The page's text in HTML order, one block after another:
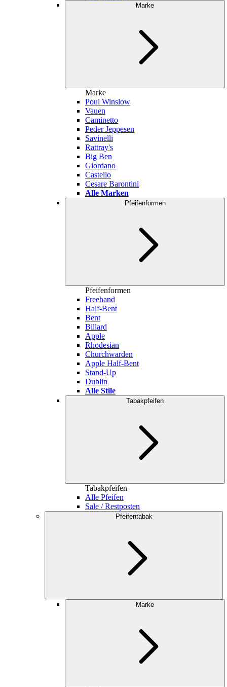
Marke
Marke
Poul Winslow
Vauen
Caminetto
Peder Jeppesen
Savinelli
Rattray's
Big Ben
Giordano
Castello
Cesare Barontini
Alle Marken
Pfeifenformen
Pfeifenformen
Freehand
Half-Bent
Bent
Billard
Apple
Rhodesian
Churchwarden
Apple Half-Bent
Stand-Up
Dublin
Alle Stile
Tabakpfeifen
Tabakpfeifen
Alle Pfeifen
Sale / Restposten
Pfeifentabak
Marke